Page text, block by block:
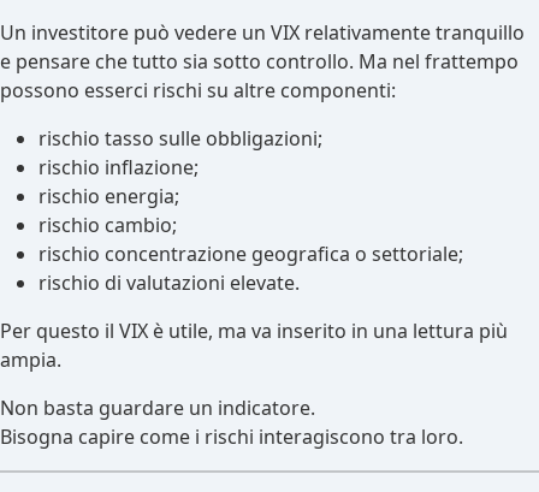
Un investitore può vedere un VIX relativamente tranquillo
e pensare che tutto sia sotto controllo. Ma nel frattempo
possono esserci rischi su altre componenti:
rischio tasso sulle obbligazioni;
rischio inflazione;
rischio energia;
rischio cambio;
rischio concentrazione geografica o settoriale;
rischio di valutazioni elevate.
Per questo il VIX è utile, ma va inserito in una lettura più
ampia.
Non basta guardare un indicatore.
Bisogna capire come i rischi interagiscono tra loro.